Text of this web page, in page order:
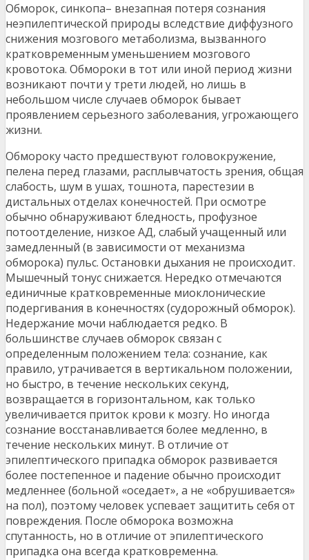
Обморок, синкопа– внезапная потеря сознания
неэпилептической природы вследствие диффузного
снижения мозгового метаболизма, вызванного
кратковременным уменьшением мозгового
кровотока. Обмороки в тот или иной период жизни
возникают почти у трети людей, но лишь в
небольшом числе случаев обморок бывает
проявлением серьезного заболевания, угрожающего
жизни.
Обмороку часто предшествуют головокружение,
пелена перед глазами, расплывчатость зрения, общая
слабость, шум в ушах, тошнота, парестезии в
дистальных отделах конечностей. При осмотре
обычно обнаруживают бледность, профузное
потоотделение, низкое АД, слабый учащенный или
замедленный (в зависимости от механизма
обморока) пульс. Остановки дыхания не происходит.
Мышечный тонус снижается. Нередко отмечаются
единичные кратковременные миоклонические
подергивания в конечностях (судорожный обморок).
Недержание мочи наблюдается редко. В
большинстве случаев обморок связан с
определенным положением тела: сознание, как
правило, утрачивается в вертикальном положении,
но быстро, в течение нескольких секунд,
возвращается в горизонтальном, как только
увеличивается приток крови к мозгу. Но иногда
сознание восстанавливается более медленно, в
течение нескольких минут. В отличие от
эпилептического припадка обморок развивается
более постепенное и падение обычно происходит
медленнее (больной «оседает», а не «обрушивается»
на пол), поэтому человек успевает защитить себя от
повреждения. После обморока возможна
спутанность, но в отличие от эпилептического
припадка она всегда кратковременна.